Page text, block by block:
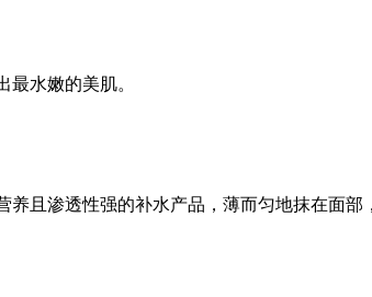
水嫩的美肌。
且渗透性强的补水产品，薄而匀地抹在面部